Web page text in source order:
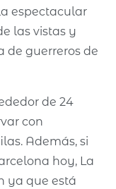
espectacular
las vistas y
de guerreros de
de 24
con
Además, si
hoy, La
ya que está